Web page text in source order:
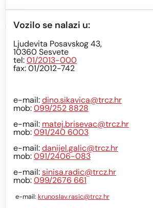
Vozilo se nalazi u:
Ljudevita Posavskog 43,
10360 Sesvete
tel:01/2013-000
fax: 01/2012-742
e-mail:dino.sikavica@trcz.hr
mob:099/252 8828
e-mail: matej.brisevac@trcz.hr
mob:091/240 6003
e-mail:danijel.galic@trcz.hr
mob:091/2406-083
e-mail:sinisa.radic@trcz.hr
mob:099/2676 661
e-mail: krunoslav.rasic@trcz.hr